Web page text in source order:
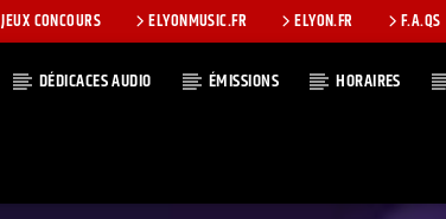
JEUX CONCOURS ELYONMUSIC.FR ELYON.FR F.A.QS
DÉDICACES AUDIO ÉMISSIONS HORAIRES